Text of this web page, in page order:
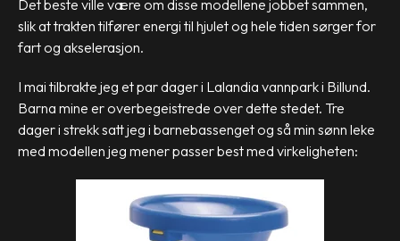
Det beste ville være om disse modellene jobbet sammen,
slik at trakten tilfører energi til hjulet og hele tiden sørger for
fart og akselerasjon.
I mai tilbrakte jeg et par dager i Lalandia vannpark i Billund.
Barna mine er overbegeistrede over dette stedet. Tre
dager i strekk satt jeg i barnebassenget og så min sønn leke
med modellen jeg mener passer best med virkeligheten: